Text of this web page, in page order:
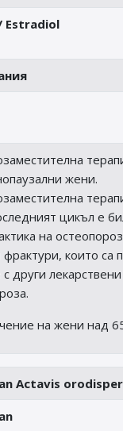
Estradiol
жени.
цикъл е
на
които са
други
на жени над
Actavis